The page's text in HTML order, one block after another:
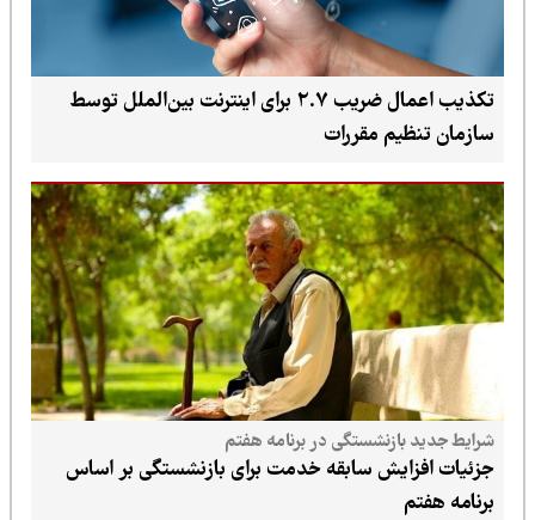
تکذیب اعمال ضریب ۲.۷ برای اینترنت بین‌الملل توسط
سازمان تنظیم مقررات
شرایط جدید بازنشستگی در برنامه هفتم
جزئیات افزایش سابقه خدمت برای بازنشستگی بر اساس
برنامه هفتم